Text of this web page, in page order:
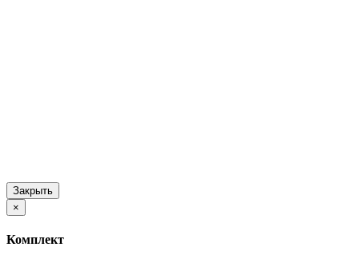
Закрыть
×
Комплект